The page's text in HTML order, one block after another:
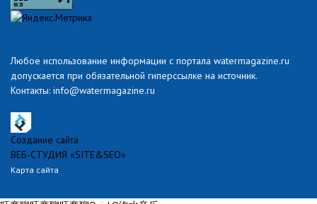
Любое использование информации с портала watermagazine.ru
допускается при обязательной гиперссылке на источник.
Контакты: info@watermagazine.ru
Создание сайта
ВЕБ-СТУДИЯ «SITE&SEO»
Карта сайта